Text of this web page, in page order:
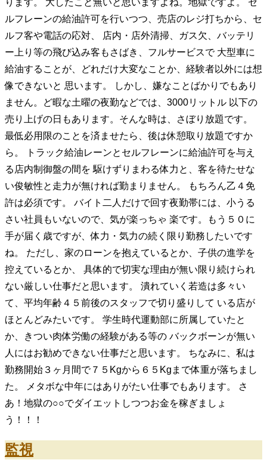
ルフレーンの給油許可を行いつつ、売店のレジ打ちから、セ
ルフ客や電話の応対、 店内・店外清掃、ガス欠、バッテリ
ー上り等の飛び込み客もさばき、フルサービスで 大型車に
給油することが、どれだけ大変なことか、経験者以外には想
像できないと 思います。 しかし、嫌なことばかりでもあり
ません。ど暇な土曜の夜勤などでは、3000リットル 以下の
売り上げの日もあります。そんな時は、さぼり放題です。
最低必用限のことを済ませたら、後は休憩取り放題ですか
ら。 トラック給油レーンとセルフレーンに給油許可を与え
る店内制御盤の間を 駆けずりまわる体力と、客を待たせな
い俊敏性と走力が無ければ勤まりません。 もちろん乙４免
許は必須です。 バイト二人だけで回す夜勤帯には、小うる
さい社員もいないので、気が楽っちゃ 楽です。もう５０に
手が届く歳ですが、体力・気力の続く限り勤務したいです
ね。 ただし、家のローンを抱えているとか、子供の進学を
控えているとか、 具体的で切実な理由が無い限り続けられ
ない厳しい仕事だと思います。 潰れていく若造は多々い
て、平均年齢４５前後のスタッフで切り盛りして いる店が
ほとんどみたいです。 学生時代運動部に所属していたと
か、きつい肉体労働の経験がある等の バックボーンが無い
人にはお勧めできない仕事だと思います。 ちなみに、私は
勤務開始３ヶ月間で７５Kgから６５Kgまで体重が落ちまし
た。 メタボな中年にはありがたい仕事でもあります。 さ
あ！地獄の○○でダイエットしつつお金を稼ぎましょ
う！！！
監視